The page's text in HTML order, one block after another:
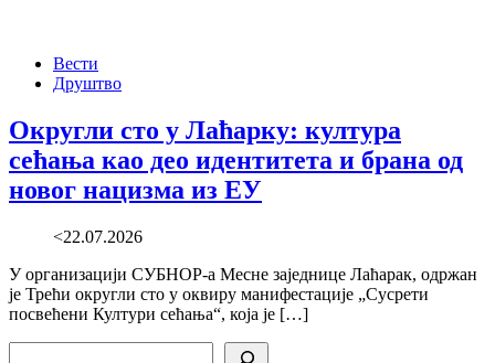
Вести
Друштво
Округли сто у Лаћарку: култура
сећања као део идентитета и брана од
новог нацизма из ЕУ
<22.07.2026
У организацији СУБНОР-а Месне заједнице Лаћарак, одржан
је Трећи округли сто у оквиру манифестације „Сусрети
посвећени Култури сећања“, која је […]